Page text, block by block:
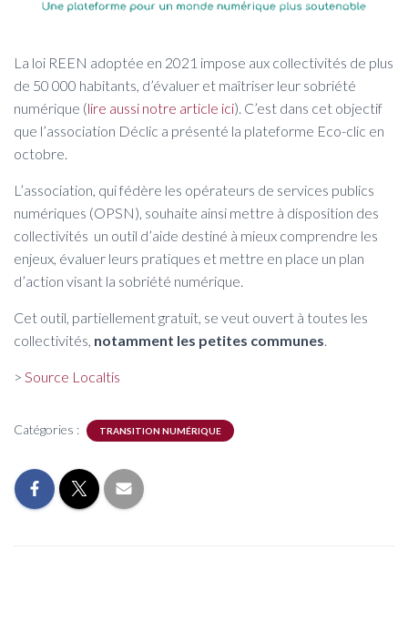
La loi REEN adoptée en 2021 impose aux collectivités de plus
de 50 000 habitants, d’évaluer et maîtriser leur sobriété
numérique (lire aussi notre article ici). C’est dans cet objectif
que l’association Déclic a présenté la plateforme Eco-clic en
octobre.
L’association, qui fédère les opérateurs de services publics
numériques (OPSN), souhaite ainsi mettre à disposition des
collectivités un outil d’aide destiné à mieux comprendre les
enjeux, évaluer leurs pratiques et mettre en place un plan
d’action visant la sobriété numérique.
Cet outil, partiellement gratuit, se veut ouvert à toutes les
collectivités, notamment les petites communes.
> Source Localtis
Catégories : TRANSITION NUMÉRIQUE